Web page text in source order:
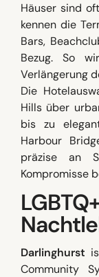
Häuser sind
kennen die
Bars,
Bezug. So
Verlängerung
Die
Hills über
bis zu
Harbour
präzise an
Kompromisse
Darlinghurst
Community